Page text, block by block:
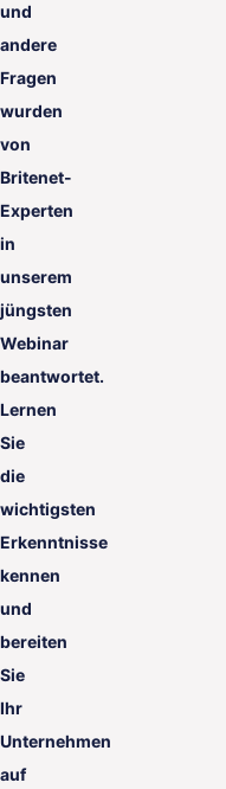
und
andere
Fragen
wurden
von
Britenet-
Experten
in
unserem
jüngsten
Webinar
beantwortet.
Lernen
Sie
die
wichtigsten
Erkenntnisse
kennen
und
bereiten
Sie
Ihr
Unternehmen
auf